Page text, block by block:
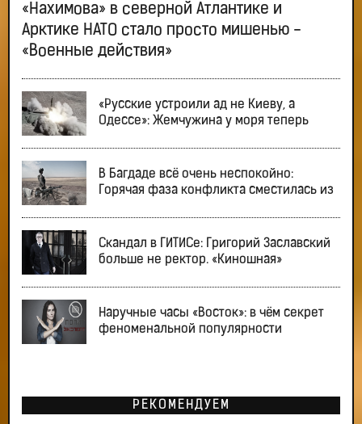
«Нахимова» в северной Атлантике и
Арктике НАТО стало просто мишенью -
«Военные действия»
«Русские устроили ад не Киеву, а
Одессе»: Жемчужина у моря теперь
В Багдаде всё очень неспокойно:
Горячая фаза конфликта сместилась из
Скандал в ГИТИСе: Григорий Заславский
больше не ректор. «Киношная»
Наручные часы «Восток»: в чём секрет
феноменальной популярности
РЕКОМЕНДУЕМ